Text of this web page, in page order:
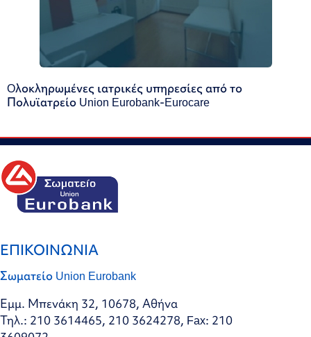
Oλοκληρωμένες ιατρικές υπηρεσίες από το
Πολυϊατρείο Union Eurobank-Eurocare
ΕΠΙΚΟΙΝΩΝΙΑ
Σωματείο Union Eurobank
Εμμ. Μπενάκη 32, 10678, Αθήνα
Τηλ.: 210 3614465, 210 3624278, Fax: 210